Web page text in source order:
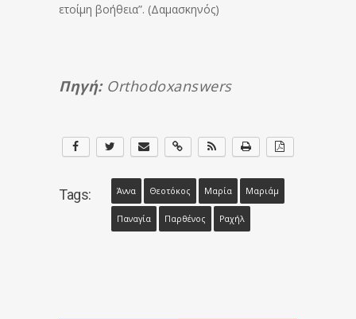
ετοίμη βοήθεια”. (Δαμασκηνός)
Πηγή:Orthodoxanswers
Tags: Άννα Θεοτόκος Μαρία Μαριάμ
Παναγία Παρθένος Ραχήλ